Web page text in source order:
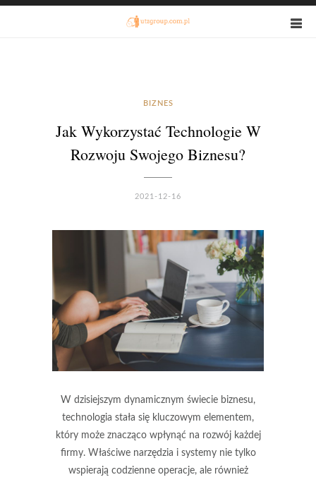
BIZNES
Jak Wykorzystać Technologie W
Rozwoju Swojego Biznesu?
2021-12-16
W dzisiejszym dynamicznym świecie biznesu,
technologia stała się kluczowym elementem,
który może znacząco wpłynąć na rozwój każdej
firmy. Właściwe narzędzia i systemy nie tylko
wspierają codzienne operacje, ale również